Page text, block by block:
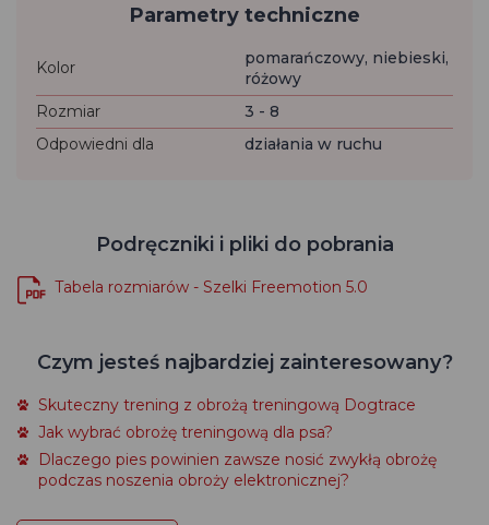
Parametry techniczne
Kolor
pomarańczowy, niebieski,
różowy
Rozmiar
3 - 8
Odpowiedni dla
działania w ruchu
Podręczniki i pliki do pobrania
Tabela rozmiarów - Szelki Freemotion 5.0
Czym jesteś najbardziej zainteresowany?
Skuteczny trening z obrożą treningową Dogtrace
Jak wybrać obrożę treningową dla psa?
Dlaczego pies powinien zawsze nosić zwykłą obrożę
podczas noszenia obroży elektronicznej?